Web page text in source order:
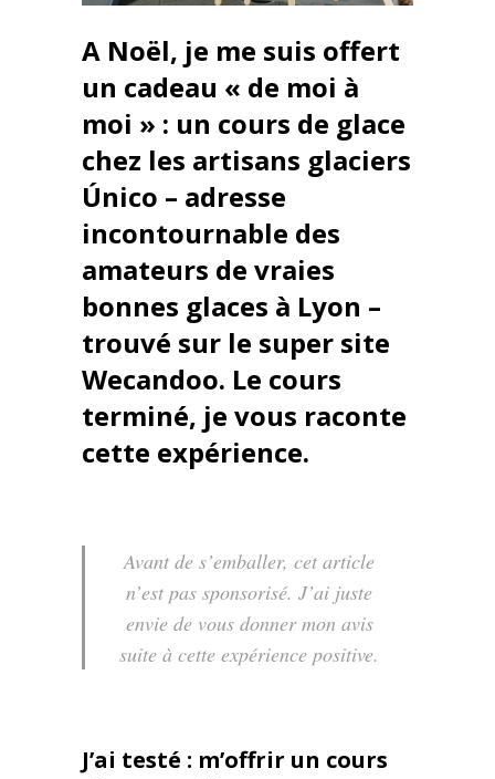
A Noël, je me suis offert
un cadeau « de moi à
moi » : un cours de glace
chez les artisans glaciers
Único – adresse
incontournable des
amateurs de vraies
bonnes glaces à Lyon –
trouvé sur le super site
Wecandoo. Le cours
terminé, je vous raconte
cette expérience.
Avant de s’emballer, cet article
n’est pas sponsorisé. J’ai juste
envie de vous donner mon avis
suite à cette expérience positive.
J’ai testé : m’offrir un cours